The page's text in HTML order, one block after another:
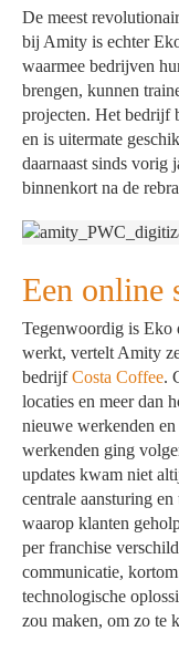
De meest
bij Amity is echter
waarmee bedrijven
brengen, kunnen
projecten. Het bedrijf
en is uitermate
daarnaast sinds vorig
binnenkort na de
Een online
Tegenwoordig is Eko
werkt, vertelt Amity
bedrijfCosta Coffee.
locaties en meer dan
nieuwe werkenden
werkenden ging
updates kwam niet
centrale aansturing
waarop klanten
per franchise
communicatie,
technologische
zou maken, om zo te